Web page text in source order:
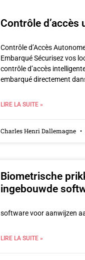
Contrôle d’accès
Contrôle d’Accès
Embarqué Sécurisez vos
contrôle d’accès
embarqué directement
LIRE LA SUITE »
Charles Henri Dallemagne
Biometrische
ingebouwde
software voor aanwijzen
LIRE LA SUITE »